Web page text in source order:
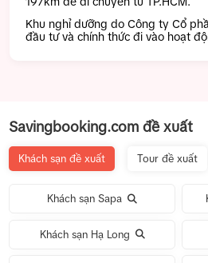
Khu nghỉ dưỡng do Công ty Cổ
đầu tư và chính thức đi vào hoạt
Savingbooking.com đề xuất
Khách sạn đề xuất Tour đề xuất
Khách sạn Sapa
Khách sạn Hạ Long